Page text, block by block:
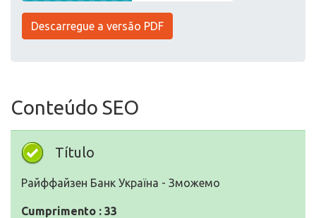
Descarregue a versão PDF
Conteúdo SEO
Título
Райффайзен Банк Україна - Зможемо
Cumprimento : 33